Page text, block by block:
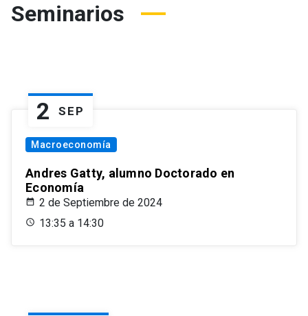
Seminarios
2 SEP
Macroeconomía
Andres Gatty, alumno Doctorado en
Economía
2 de Septiembre de 2024
13:35 a 14:30